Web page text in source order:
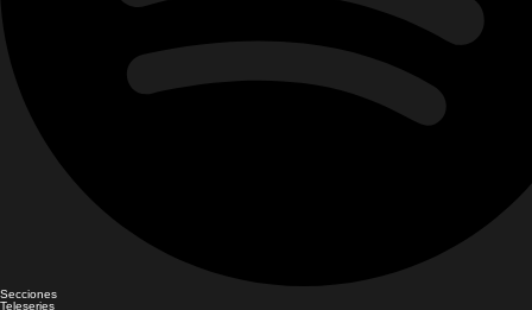
Secciones
Teleseries